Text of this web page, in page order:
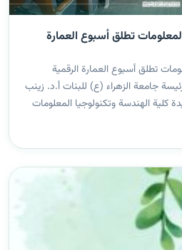
تطلق أسبوع العمارة
تطلق أسبوع العمارة الرقمية
جامعة الزهراء (ع) للبنات أ.د. زينب
كلية الهندسة وتكنولوجيا المعلومات
التعليم المستمر، نظم قسما هند...